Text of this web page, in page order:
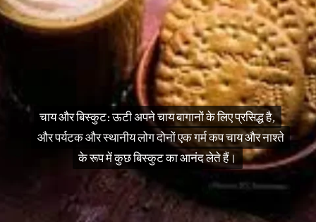
चाय और बिस्कुट: ऊटी अपने चाय बागानों के लिए प्रसिद्ध है,
और पर्यटक और स्थानीय लोग दोनों एक गर्म कप चाय और नाश्ते
के रूप में कुछ बिस्कुट का आनंद लेते हैं।
चाय और बिस्कुट: ऊटी अपने चाय बागानों के लिए प्रसिद्ध है,
और पर्यटक और स्थानीय लोग दोनों एक गर्म कप चाय और नाश्ते
के रूप में कुछ बिस्कुट का आनंद लेते हैं।